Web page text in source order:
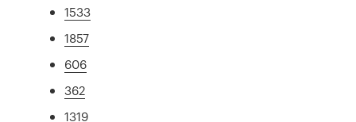
1533
1857
606
362
1319